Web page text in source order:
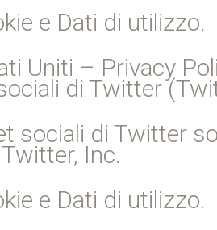
e Dati di utilizzo.
Uniti – Privacy
di Twitter
sociali di Twitter
Inc.
e Dati di utilizzo.